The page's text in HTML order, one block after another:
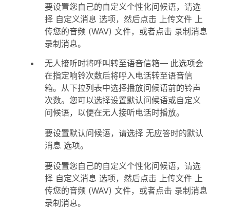
要设置您自己的自定义个性化问候语，请选
择 自定义消息 选项，然后点击 上传文件 上
传您的音频 (WAV) 文件，或者点击 录制消息
录制消息。
无人接听时将呼叫转至语音信箱— 此选项会
在指定响铃次数后将呼入电话转至语音信
箱。从下拉列表中选择播放问候语前的铃声
次数。您可以选择设置默认问候语或自定义
问候语，以便在无人接听电话时播放。
要设置默认问候语，请选择 无应答时的默认
消息 选项。
要设置您自己的自定义个性化问候语，请选
择 自定义消息 选项，然后点击 上传文件 上
传您的音频 (WAV) 文件，或者点击 录制消息
录制消息。